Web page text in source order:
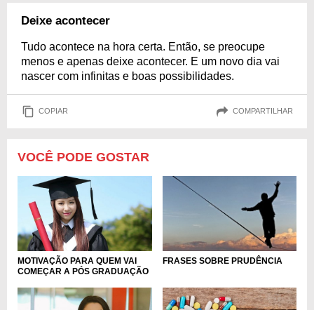
Deixe acontecer
Tudo acontece na hora certa. Então, se preocupe
menos e apenas deixe acontecer. E um novo dia vai
nascer com infinitas e boas possibilidades.
COPIAR COMPARTILHAR
VOCÊ PODE GOSTAR
MOTIVAÇÃO PARA QUEM VAI
COMEÇAR A PÓS GRADUAÇÃO
FRASES SOBRE PRUDÊNCIA